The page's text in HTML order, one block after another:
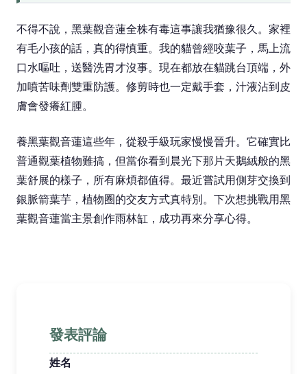
不得不說，黑葉觀音蓮全株有毒這事讓我猶豫很久。家裡
有毛小孩的話，真的得慎重。我的貓曾經咬葉子，馬上流
口水嘔吐，送醫洗胃才沒事。現在都放在貓跳台頂端，外
加噴苦味劑雙重防護。修剪時也一定戴手套，汁液沾到皮
膚會發癢紅腫。
養黑葉觀音蓮這些年，從殺手級玩家慢慢晉升。它確實比
普通觀葉植物難搞，但當你看到晨光下那片天鵝絨般的黑
葉舒展的樣子，所有麻煩都值得。最近嘗試用側芽交換到
銀脈箭葉芋，植物圈的交友方式真特別。下次想挑戰用黑
葉觀音蓮當主景創作雨林缸，成功再來分享心得。
發表評論
姓名